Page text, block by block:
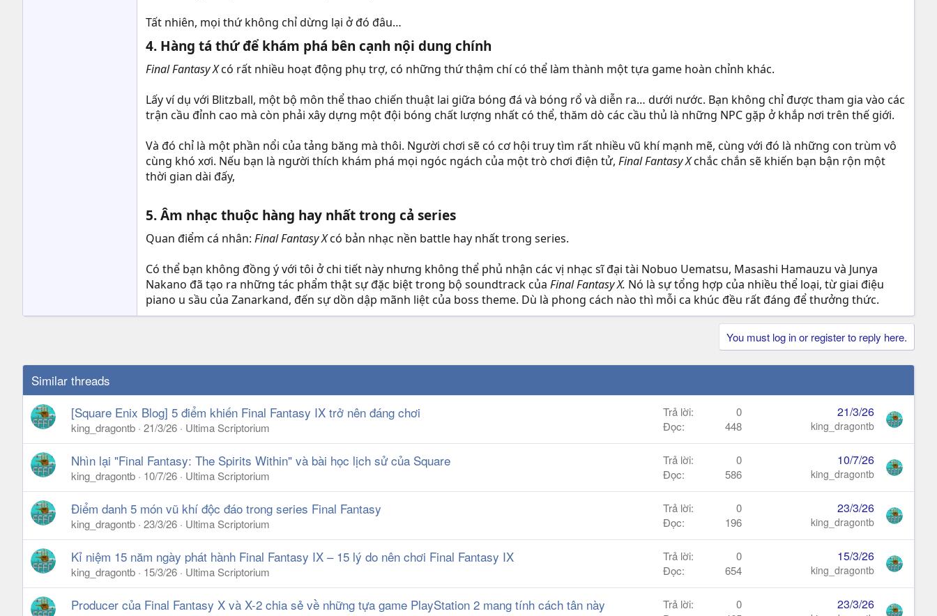
Tất nhiên, mọi thứ không chỉ dừng lại ở đó đâu…
4. Hàng tá thứ để khám phá bên cạnh nội dung chính​
Final Fantasy Xcó rất nhiều hoạt động phụ trợ, có những thứ thậm chí có thể làm thành một tựa game hoàn chỉnh khác.
Lấy ví dụ với Blitzball, một bộ môn thể thao chiến thuật lai giữa bóng đá và bóng rổ và diễn ra… dưới nước. Bạn không chỉ được tham gia vào các
trận cầu đỉnh cao mà còn phải xây dựng một đội bóng chất lượng nhất có thể, thăm dò các cầu thủ là những NPC gặp ở khắp nơi trên thế giới.
Và đó chỉ là một phần nổi của tảng băng mà thôi. Người chơi sẽ có cơ hội truy tìm rất nhiều vũ khí mạnh mẽ, cùng với đó là những con trùm vô
cùng khó xơi. Nếu bạn là người thích khám phá mọi ngóc ngách của một trò chơi điện tử, Final Fantasy Xchắc chắn sẽ khiến bạn bận rộn một
thời gian dài đấy,
5. Âm nhạc thuộc hàng hay nhất trong cả series​
Quan điểm cá nhân: Final Fantasy Xcó bản nhạc nền battle hay nhất trong series.
Có thể bạn không đồng ý với tôi ở chi tiết này nhưng không thể phủ nhận các vị nhạc sĩ đại tài Nobuo Uematsu, Masashi Hamauzu và Junya
Nakano đã tạo ra những tác phẩm thật sự đặc biệt trong bộ soundtrack của Final Fantasy X. Nó là sự tổng hợp của nhiều thể loại, từ giai điệu
piano u sầu của Zanarkand, đến sự dồn dập mãnh liệt của boss theme. Dù là phong cách nào thì mỗi ca khúc đều rất đáng để thưởng thức.
You must log in or register to reply here.
Similar threads
[Square Enix Blog] 5 điểm khiến Final Fantasy IX trở nên đáng chơi
king_dragontb 21/3/26 Ultima Scriptorium
Trả lời
0
Đọc
448
21/3/26
king_dragontb
Nhìn lại "Final Fantasy: The Spirits Within" và bài học lịch sử của Square
king_dragontb 10/7/26 Ultima Scriptorium
Trả lời
0
Đọc
586
10/7/26
king_dragontb
Điểm danh 5 món vũ khí độc đáo trong series Final Fantasy
king_dragontb 23/3/26 Ultima Scriptorium
Trả lời
0
Đọc
196
23/3/26
king_dragontb
Kỉ niệm 15 năm ngày phát hành Final Fantasy IX – 15 lý do nên chơi Final Fantasy IX
king_dragontb 15/3/26 Ultima Scriptorium
Trả lời
0
Đọc
654
15/3/26
king_dragontb
Producer của Final Fantasy X và X-2 chia sẻ về những tựa game PlayStation 2 mang tính cách tân này Trả lời
0
23/3/26